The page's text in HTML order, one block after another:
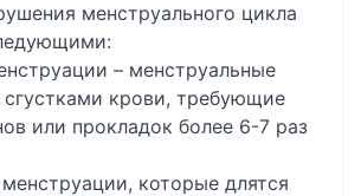
менструального цикла
– менструальные
крови, требующие
или прокладок более 6-7 раз
которые длятся